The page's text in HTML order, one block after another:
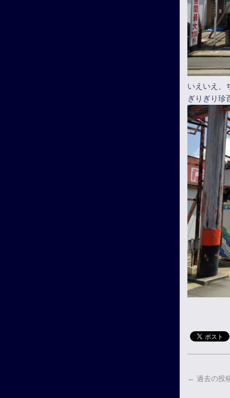
いえいえ、
ぎりぎり珍
← 過去の投